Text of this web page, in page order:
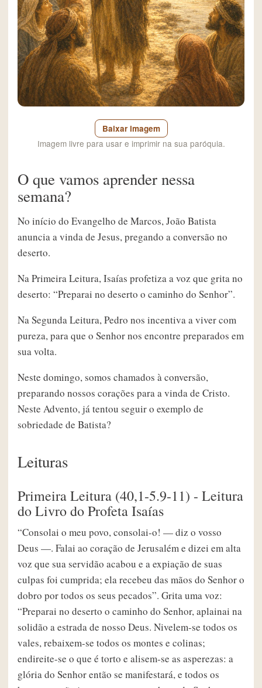
Baixar imagem
Imagem livre para usar e imprimir na sua paróquia.
O que vamos aprender nessa
semana?
No início do Evangelho de Marcos, João Batista
anuncia a vinda de Jesus, pregando a conversão no
deserto.
Na Primeira Leitura, Isaías profetiza a voz que grita no
deserto: “Preparai no deserto o caminho do Senhor”.
Na Segunda Leitura, Pedro nos incentiva a viver com
pureza, para que o Senhor nos encontre preparados em
sua volta.
Neste domingo, somos chamados à conversão,
preparando nossos corações para a vinda de Cristo.
Neste Advento, já tentou seguir o exemplo de
sobriedade de Batista?
Leituras
Primeira Leitura (40,1-5.9-11) - Leitura
do Livro do Profeta Isaías
“Consolai o meu povo, consolai-o! — diz o vosso
Deus —. Falai ao coração de Jerusalém e dizei em alta
voz que sua servidão acabou e a expiação de suas
culpas foi cumprida; ela recebeu das mãos do Senhor o
dobro por todos os seus pecados”. Grita uma voz:
“Preparai no deserto o caminho do Senhor, aplainai na
solidão a estrada de nosso Deus. Nivelem-se todos os
vales, rebaixem-se todos os montes e colinas;
endireite-se o que é torto e alisem-se as asperezas: a
glória do Senhor então se manifestará, e todos os